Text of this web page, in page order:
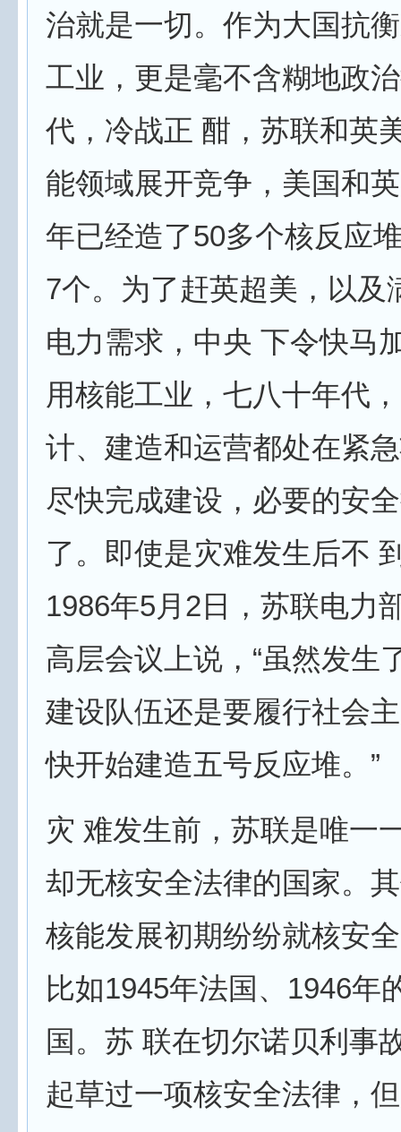
治就是一切。作为大国抗
工业，更是毫不含糊地政
代，冷战正 酣，苏联和英
能领域展开竞争，美国和
年已经造了50多个核反应
7个。为了赶英超美，以及
电力需求，中央 下令快马
用核能工业，七八十年代
计、建造和运营都处在紧
尽快完成建设，必要的安
了。即使是灾难发生后不
1986年5月2日，苏联电力
高层会议上说，“虽然发生
建设队伍还是要履行社会
快开始建造五号反应堆。”
灾 难发生前，苏联是唯一
却无核安全法律的国家。
核能发展初期纷纷就核安
比如1945年法国、1946年
国。苏 联在切尔诺贝利事
起草过一项核安全法律，